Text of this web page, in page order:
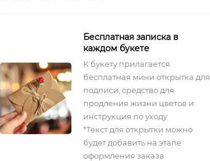
Бесплатная записка в
каждом букете
К букету прилагается
бесплатная мини открытка для
подписи, средство для
продления жизни цветов и
инструкция по уходу
*Текст для открытки можно
будет добавить на этапе
оформления заказа